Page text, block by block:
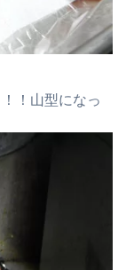
！山型になっ